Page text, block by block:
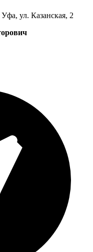
ул. Казанская, 2